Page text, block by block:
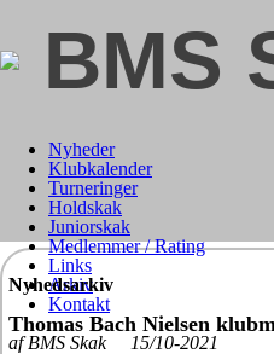
BMS
Nyheder
Klubkalender
Turneringer
Holdskak
Juniorskak
Medlemmer / Rating
Links
Arkiv
Kontakt
Nyhedsarkiv
Thomas Bach Nielsen
af BMS Skak 15/10-2021